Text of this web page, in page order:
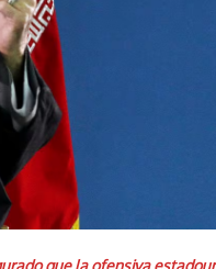
que la ofensiva